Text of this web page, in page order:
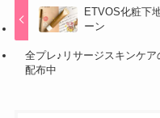
ETVOS化粧下
ーン
全プレ♪リサージスキンケ
配布中